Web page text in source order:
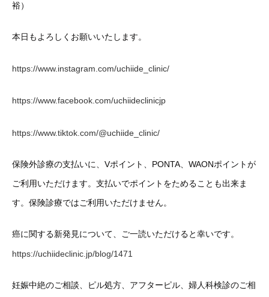
裕）
本日もよろしくお願いいたします。
https://www.instagram.com/uchiide_clinic/
https://www.facebook.com/uchiideclinicjp
https://www.tiktok.com/@uchiide_clinic/
保険外診療の支払いに、Vポイント、PONTA、WAONポイントが
ご利用いただけます。支払いでポイントをためることも出来ま
す。保険診療ではご利用いただけません。
癌に関する新発見について、ご一読いただけると幸いです。
https://uchiideclinic.jp/blog/1471
妊娠中絶のご相談、ピル処方、アフターピル、婦人科検診のご相